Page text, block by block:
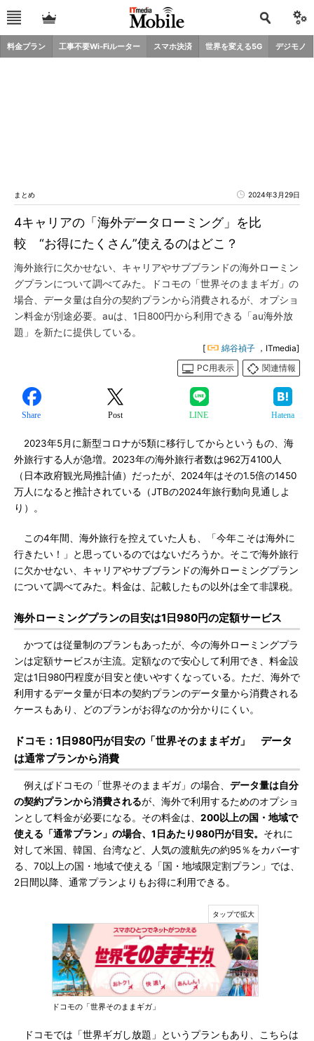
料金プラン 工事不要Wi-Fiルーター スマホ決済 世界を変える5G デジモノ
まとめ 2024年3月29日
4キャリアの「海外データローミング」を比
較 “お得にたくさん”使えるのはどこ？
海外旅行に欠かせない、キャリアやサブブランドの海外ローミン
グプランについて調べてみた。ドコモの「世界そのままギガ」の
場合、データ量は自分の契約プランから消費されるが、オプショ
ン料金が別途必要。auは、1日800円から利用できる「au海外放
題」を新たに提供している。
[ 綿谷禎子 ，ITmedia]
PC用表示
関連情報
Share Post LINE Hatena
2023年5月に新型コロナが5類に移行してからというもの、海
外旅行する人が急増。2023年の海外旅行者数は962万4100人
（日本政府観光局推計値）だったが、2024年はその1.5倍の1450
万人になると推計されている（JTBの2024年旅行動向見通しよ
り）。
この4年間、海外旅行を控えていた人も、「今年こそは海外に
行きたい！」と思っているのではないだろうか。そこで海外旅行
に欠かせない、キャリアやサブブランドの海外ローミングプラン
について調べてみた。料金は、記載したもの以外は全て非課税。
海外ローミングプランの目安は1日980円の定額サービス
かつては従量制のプランもあったが、今の海外ローミングプラ
ンは定額サービスが主流。定額なので安心して利用でき、料金設
定は1日980円程度が目安と使いやすくなっている。ただ、海外で
利用するデータ量が日本の契約プランのデータ量から消費される
ケースもあり、どのプランがお得なのか分かりにくい。
ドコモ：1日980円が目安の「世界そのままギガ」 データ
は通常プランから消費
例えばドコモの「世界そのままギガ」の場合、 データ量は自分
の契約プランから消費されるが、海外で利用するためのオプショ
ンとして料金が必要になる。その料金は、 200以上の国・地域で
使える「通常プラン」の場合、1日あたり980円が目安。 それに
対して米国、韓国、台湾など、人気の渡航先の約95％をカバーす
る、70以上の国・地域で使える「国・地域限定割プラン」では、
2日間以降、通常プランよりもお得に利用できる。
ドコモの「世界そのままギガ」
ドコモでは「世界ギガし放題」というプランもあり、こちらは